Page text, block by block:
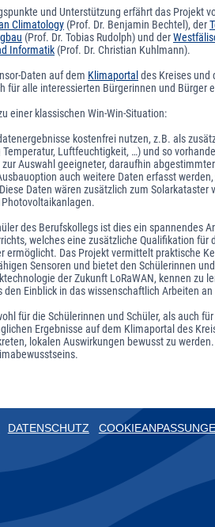
und Unterstützung erfährt das Projekt
Climatology (Prof. Dr. Benjamin Bechtel), der
(Prof. Dr. Tobias Rudolph) und der
Informatik (Prof. Dr. Christian Kuhlmann).
Daten auf dem Klimaportal des Kreises und
für alle interessierten Bürgerinnen und Bürger
einer klassischen Win-Win-Situation:
kostenfrei nutzen, z.B. als
Luftfeuchtigkeit, …) und so
Auswahl geeigneter, daraufhin
auch weitere Daten erfasst
Daten wären zusätzlich zum Solarkataster
des Berufskollegs ist dies ein spannendes
welches eine zusätzliche Qualifikation für
ermöglicht. Das Projekt vermittelt praktische
Sensoren und bietet den Schülerinnen
der Zukunft LoRaWAN, kennen zu
Einblick in das wissenschaftlich Arbeiten
für die Schülerinnen und Schüler, als auch
Ergebnisse auf dem Klimaportal des
lokalen Auswirkungen bewusst zu
DATENSCHUTZ